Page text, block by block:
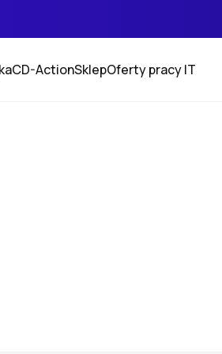
CD-ActionSklepOferty pracy IT